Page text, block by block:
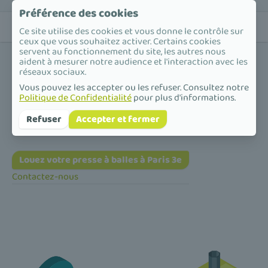
Accueil /Presse à balles /Île-de-France /Paris /Paris 3e
Presse à balles à Paris 3e
Louez votre presse à balles à Paris 3e
Contactez-nous
Préférence des cookies
Ce site utilise des cookies et vous donne le contrôle sur
ceux que vous souhaitez activer. Certains cookies
servent au fonctionnement du site, les autres nous
aident à mesurer notre audience et l'interaction avec les
réseaux sociaux.
Vous pouvez les accepter ou les refuser. Consultez notre
Politique de Confidentialitépour plus d'informations.
Refuser
Accepter et fermer